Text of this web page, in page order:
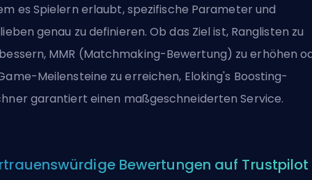
es Spielern erlaubt, spezifische Parameter und
genau zu definieren. Ob das Ziel ist, Ranglisten zu
MMR (Matchmaking-Bewertung) zu erhöhen
Meilensteine zu erreichen, Eloking's Boosting-
garantiert einen maßgeschneiderten Service.
Bewertungen auf Trustpilot